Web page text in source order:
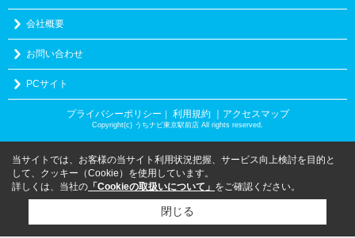
会社概要
お問い合わせ
PCサイト
プライバシーポリシー ｜ 利用規約 ｜アクセスマップ
Copyright(c) うちナビ東京駅前店 All rights reserved.
当サイトでは、お客様の当サイト利用状況把握、サービス向上検討を目的と
して、クッキー（Cookie）を使用しています。
詳しくは、当社の 「Cookieの取扱いについて」 をご確認ください。
閉じる